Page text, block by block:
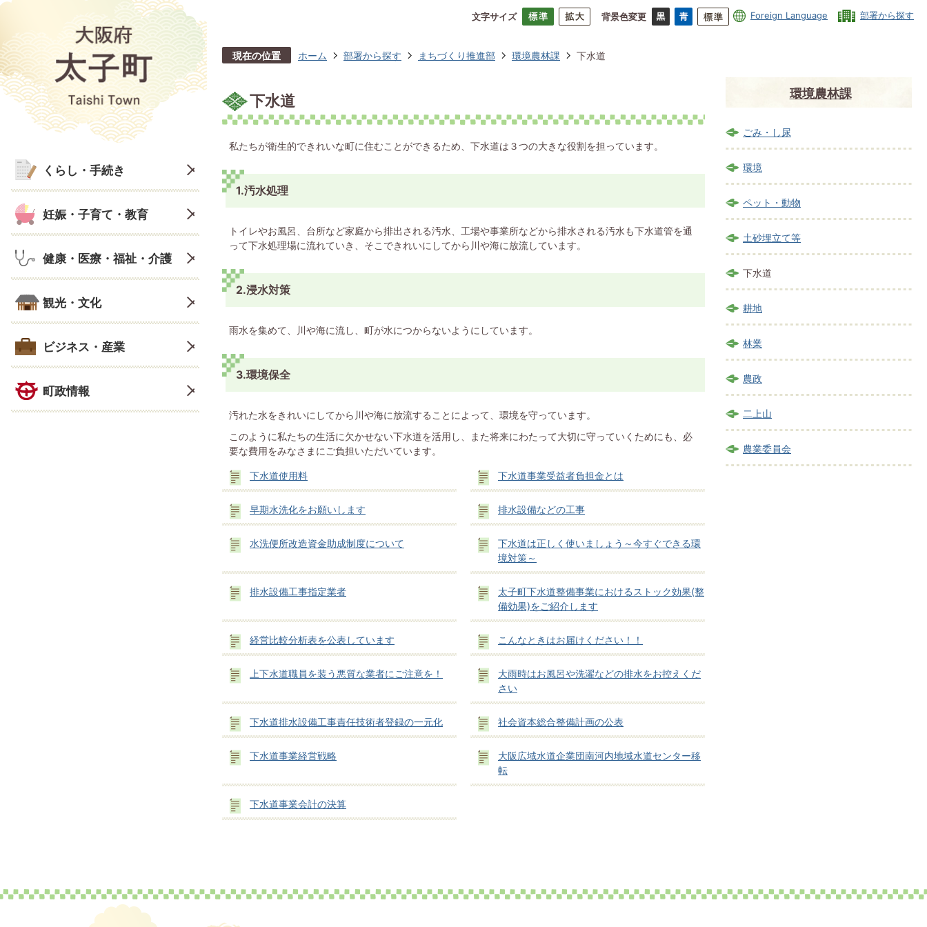
文字サイズ 背景色変更 Foreign Language 部署から探す
くらし・手続き
妊娠・子育て・教育
健康・医療・福祉・介護
観光・文化
ビジネス・産業
町政情報
現在の位置 ホーム 部署から探す まちづくり推進部 環境農林課 下水道
下水道
私たちが衛生的できれいな町に住むことができるため、下水道は３つの大きな役割を担っています。
1.汚水処理
トイレやお風呂、台所など家庭から排出される汚水、工場や事業所などから排水される汚水も下水道管を通
って下水処理場に流れていき、そこできれいにしてから川や海に放流しています。
2.浸水対策
雨水を集めて、川や海に流し、町が水につからないようにしています。
3.環境保全
汚れた水をきれいにしてから川や海に放流することによって、環境を守っています。
このように私たちの生活に欠かせない下水道を活用し、また将来にわたって大切に守っていくためにも、必
要な費用をみなさまにご負担いただいています。
下水道使用料 下水道事業受益者負担金とは
早期水洗化をお願いします 排水設備などの工事
水洗便所改造資金助成制度について
下水道は正しく使いましょう～今すぐできる環
境対策～
排水設備工事指定業者
太子町下水道整備事業におけるストック効果(整
備効果)をご紹介します
経営比較分析表を公表しています こんなときはお届けください！！
上下水道職員を装う悪質な業者にご注意を！
大雨時はお風呂や洗濯などの排水をお控えくだ
さい
下水道排水設備工事責任技術者登録の一元化 社会資本総合整備計画の公表
下水道事業経営戦略
大阪広域水道企業団南河内地域水道センター移
転
下水道事業会計の決算
環境農林課
ごみ・し尿
環境
ペット・動物
土砂埋立て等
下水道
耕地
林業
農政
二上山
農業委員会